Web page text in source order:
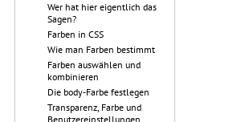
Wer hat hier eigentlich das
Sagen?
Farben in CSS
Wie man Farben bestimmt
Farben auswählen und
kombinieren
Die body-Farbe festlegen
Transparenz, Farbe und
Benutzereinstellungen